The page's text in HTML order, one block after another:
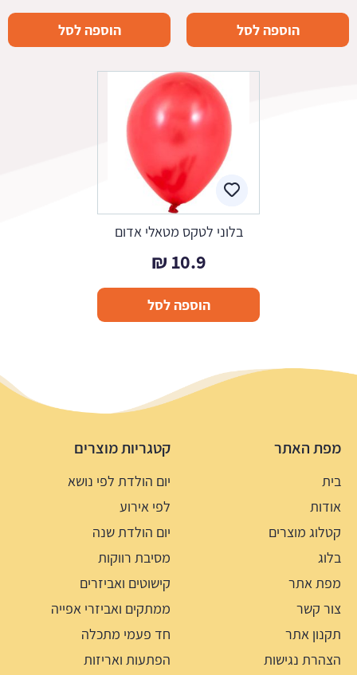
הוספה לסל הוספה לסל
בלוני לטקס מטאלי אדום
10.9
₪
הוספה לסל
מפת האתר
בית
אודות
קטלוג מוצרים
בלוג
מפת אתר
צור קשר
תקנון אתר
הצהרת נגישות
קטגריות מוצרים
יום הולדת לפי נושא
לפי אירוע
יום הולדת שנה
מסיבת רווקות
קישוטים ואביזרים
ממתקים ואביזרי אפייה
חד פעמי מתכלה
הפתעות ואריזות